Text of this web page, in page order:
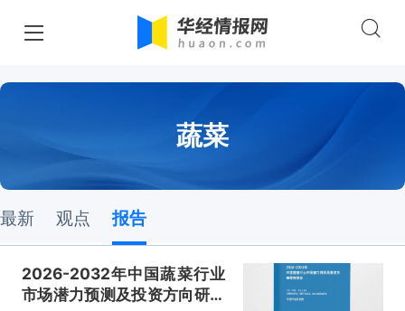
蔬菜
最新 观点 报告
2026-2032年中国蔬菜行业
市场潜力预测及投资方向研究